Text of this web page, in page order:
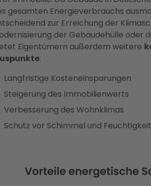
gesamten Energieverbrauchs
zur Erreichung der
der Gebäudehülle oder
Eigentümern außerdem weitere
:
Langfristige Kosteneinsparungen
Steigerung des Immobilienwerts
Verbesserung des Wohnklimas
Schutz vor Schimmel und